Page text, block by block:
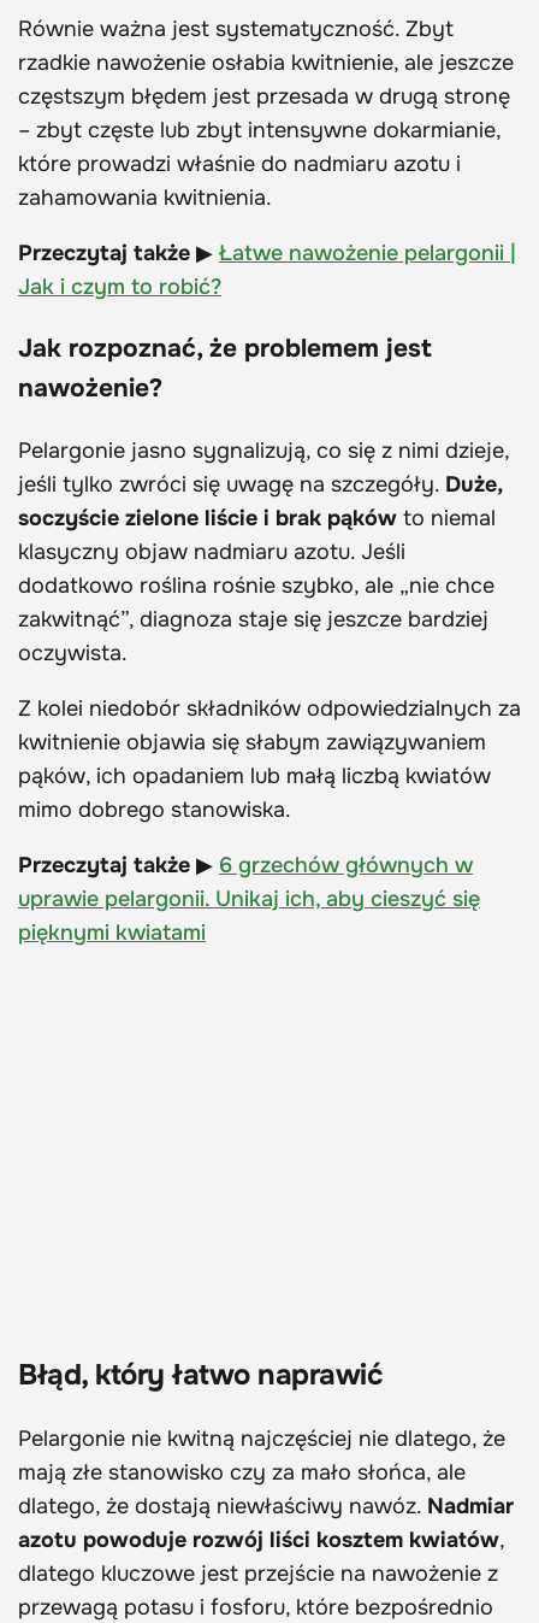
Równie ważna jest systematyczność. Zbyt
rzadkie nawożenie osłabia kwitnienie, ale jeszcze
częstszym błędem jest przesada w drugą stronę
– zbyt częste lub zbyt intensywne dokarmianie,
które prowadzi właśnie do nadmiaru azotu i
zahamowania kwitnienia.
Przeczytaj także ▶ Łatwe nawożenie pelargonii |
Jak i czym to robić?
Jak rozpoznać, że problemem jest
nawożenie?
Pelargonie jasno sygnalizują, co się z nimi dzieje,
jeśli tylko zwróci się uwagę na szczegóły. Duże,
soczyście zielone liście i brak pąków to niemal
klasyczny objaw nadmiaru azotu. Jeśli
dodatkowo roślina rośnie szybko, ale „nie chce
zakwitnąć”, diagnoza staje się jeszcze bardziej
oczywista.
Z kolei niedobór składników odpowiedzialnych za
kwitnienie objawia się słabym zawiązywaniem
pąków, ich opadaniem lub małą liczbą kwiatów
mimo dobrego stanowiska.
Przeczytaj także ▶ 6 grzechów głównych w
uprawie pelargonii. Unikaj ich, aby cieszyć się
pięknymi kwiatami
Błąd, który łatwo naprawić
Pelargonie nie kwitną najczęściej nie dlatego, że
mają złe stanowisko czy za mało słońca, ale
dlatego, że dostają niewłaściwy nawóz. Nadmiar
azotu powoduje rozwój liści kosztem kwiatów,
dlatego kluczowe jest przejście na nawożenie z
przewagą potasu i fosforu, które bezpośrednio